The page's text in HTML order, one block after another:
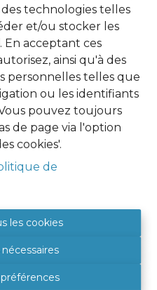
technologies telles
et/ou stocker les
En acceptant ces
ainsi qu'à des
personnelles telles que
ou les identifiants
pouvez toujours
de page via l'option
cookies'.
de
les cookies
n'existe plus
À Louer
IMMO
DENIS
987
46 08 89